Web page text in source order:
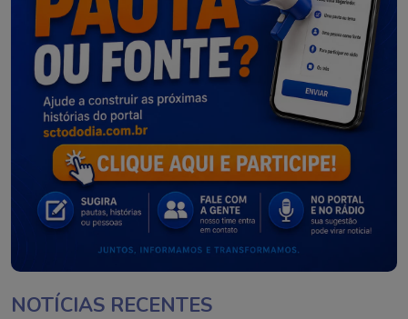
NOTÍCIAS RECENTES